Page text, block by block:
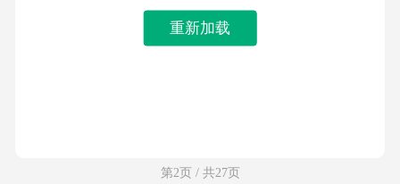
重新加载
第2页 / 共27页